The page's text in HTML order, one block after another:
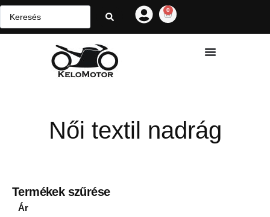
0
Női textil nadrág
Termékek szűrése
Ár